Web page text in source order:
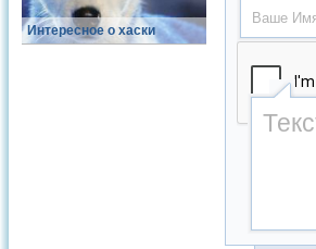
Интересное о хаски